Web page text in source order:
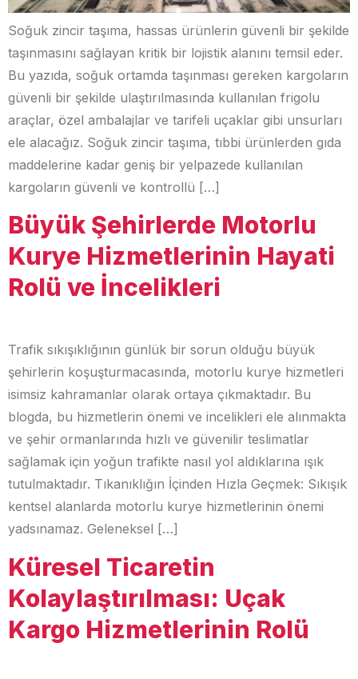
Soğuk zincir taşıma, hassas ürünlerin güvenli bir şekilde
taşınmasını sağlayan kritik bir lojistik alanını temsil eder.
Bu yazıda, soğuk ortamda taşınması gereken kargoların
güvenli bir şekilde ulaştırılmasında kullanılan frigolu
araçlar, özel ambalajlar ve tarifeli uçaklar gibi unsurları
ele alacağız. Soğuk zincir taşıma, tıbbi ürünlerden gıda
maddelerine kadar geniş bir yelpazede kullanılan
kargoların güvenli ve kontrollü […]
Büyük Şehirlerde Motorlu
Kurye Hizmetlerinin Hayati
Rolü ve İncelikleri
Trafik sıkışıklığının günlük bir sorun olduğu büyük
şehirlerin koşuşturmacasında, motorlu kurye hizmetleri
isimsiz kahramanlar olarak ortaya çıkmaktadır. Bu
blogda, bu hizmetlerin önemi ve incelikleri ele alınmakta
ve şehir ormanlarında hızlı ve güvenilir teslimatlar
sağlamak için yoğun trafikte nasıl yol aldıklarına ışık
tutulmaktadır. Tıkanıklığın İçinden Hızla Geçmek: Sıkışık
kentsel alanlarda motorlu kurye hizmetlerinin önemi
yadsınamaz. Geleneksel […]
Küresel Ticaretin
Kolaylaştırılması: Uçak
Kargo Hizmetlerinin Rolü